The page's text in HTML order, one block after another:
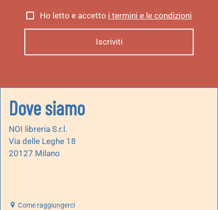
Ho letto e accetto i termini e le condizioni
Dove siamo
NOI libreria S.r.l.
Via delle Leghe 18
20127 Milano
Come raggiungerci